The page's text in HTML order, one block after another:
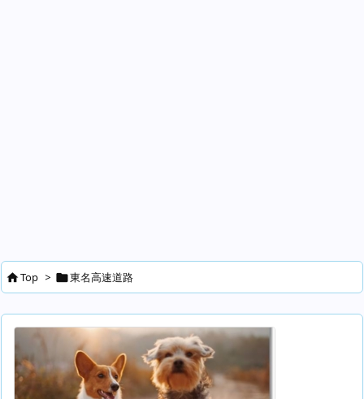
Top > 東名高速道路